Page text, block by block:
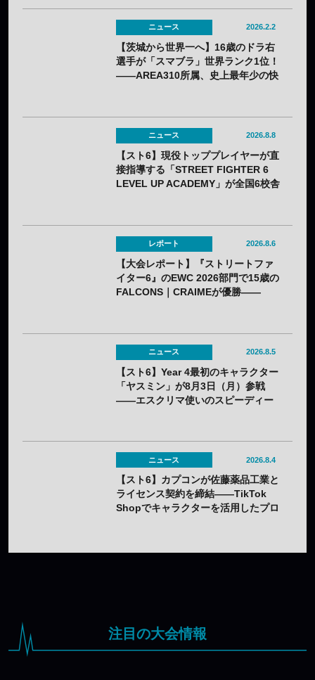
ニュース 2026.2.2
【茨城から世界一へ】16歳のドラ右
選手が「スマブラ」世界ランク1位！
——AREA310所属、史上最年少の快
ニュース 2026.8.8
【スト6】現役トッププレイヤーが直
接指導する「STREET FIGHTER 6
LEVEL UP ACADEMY」が全国6校舎
レポート 2026.8.6
【大会レポート】『ストリートファ
イター6』のEWC 2026部門で15歳の
FALCONS｜CRAIMEが優勝——
ニュース 2026.8.5
【スト6】Year 4最初のキャラクター
「ヤスミン」が8月3日（月）参戦
——エスクリマ使いのスピーディー
ニュース 2026.8.4
【スト6】カプコンが佐藤薬品工業と
ライセンス契約を締結——TikTok
Shopでキャラクターを活用したプロ
注目の大会情報